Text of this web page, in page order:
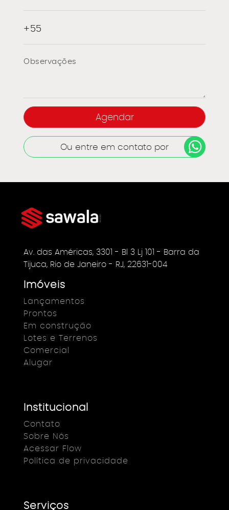
Ou entre em contato por
Av. das Américas, 3301 - Bl 3 Lj 101 - Barra da
Tijuca, Rio de Janeiro - RJ, 22631-004
Imóveis
Lançamentos
Prontos
Em construção
Lotes e Terrenos
Comercial
Alugar
Institucional
Contato
Sobre Nós
Acessar Flow
Política de privacidade
Serviços